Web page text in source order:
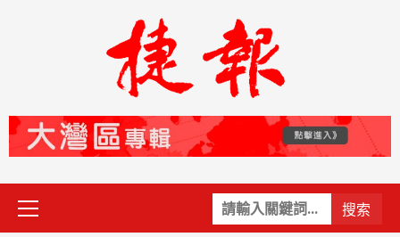
關
鍵
Primary
Menu